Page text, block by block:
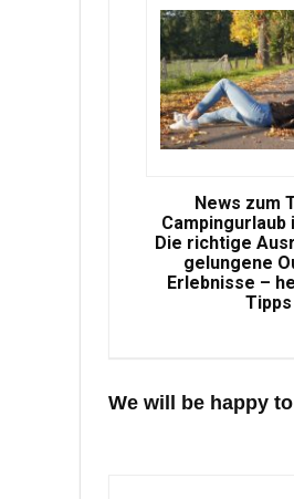
News zum
Campingurlaub
Die richtige
gelungene
Erlebnisse –
Tipps
We will be happy